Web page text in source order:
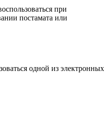
при
постамата или
одной из электронных